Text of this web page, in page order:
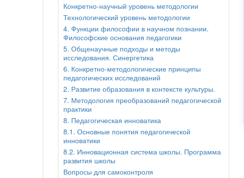
Конкретно-научный уровень методологии
Технологический уровень методологии
4. Функции философии в научном познании.
Философские основания педагогики
5. Общенаучные подходы и методы
исследования. Синергетика
6. Конкретно-методологические принципы
педагогических исследований
2. Развитие образования в контексте культуры.
7. Методология преобразований педагогической
практики
8. Педагогическая инноватика
8.1. Основные понятия педагогической
инноватики
8.2. Инновационная система школы. Программа
развития школы
Вопросы для самоконтроля